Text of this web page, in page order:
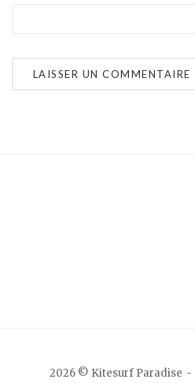
2026 © Kitesurf Paradise